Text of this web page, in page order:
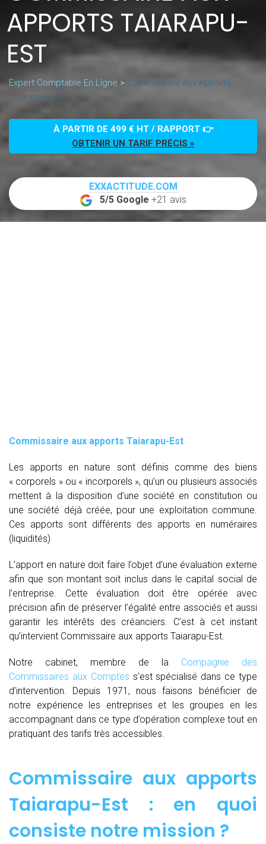
APPORTS TAIARAPU-
EST
Expert Comptable En Ligne > Commissaire Aux Apports
Taiarapu-Est
À PARTIR DE 499 € HT / RAPPORT 👉
OBTENIR UN TARIF PRÉCIS »
EXXACTITUDE.COM
5/5 Google +21 avis
Commissaire aux apports Taiarapu-Est
Les apports en nature sont définis comme des biens
« corporels » ou « incorporels », qu’un ou plusieurs associés
mettent à la disposition d’une société en constitution ou
une société déjà créée, pour une exploitation commune.
Ces apports sont différents des apports en numéraires
(liquidités)
L’apport en nature doit faire l’objet d’une évaluation externe
afin que son montant soit inclus dans le capital social de
l’entreprise. Cette évaluation doit être opérée avec
précision afin de préserver l’égalité entre associés et aussi
garantir les intérêts des créanciers. C’est à cet instant
qu’intervient Commissaire aux apports Taiarapu-Est.
Notre cabinet, membre de la Compagnie des
Commissaires aux Comptes s’est spécialisé dans ce type
d’intervention. Depuis 1971, nous faisons bénéficier de
notre expérience les entreprises et les groupes en les
accompagnant dans ce type d’opération complexe tout en
pratiquant des tarifs très accessibles.
Commissaire aux apports
Taiarapu-Est : en quoi
consiste notre mission ?